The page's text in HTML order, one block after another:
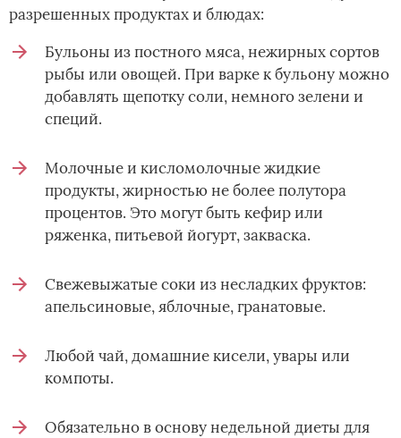
разрешенных продуктах и блюдах:
Бульоны из постного мяса, нежирных сортов
рыбы или овощей. При варке к бульону можно
добавлять щепотку соли, немного зелени и
специй.
Молочные и кисломолочные жидкие
продукты, жирностью не более полутора
процентов. Это могут быть кефир или
ряженка, питьевой йогурт, закваска.
Свежевыжатые соки из несладких фруктов:
апельсиновые, яблочные, гранатовые.
Любой чай, домашние кисели, увары или
компоты.
Обязательно в основу недельной диеты для